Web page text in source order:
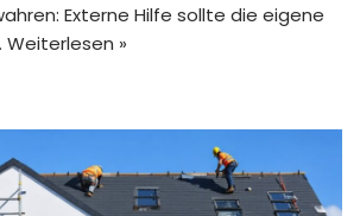
Externe Hilfe sollte die eigene
Weiterlesen »